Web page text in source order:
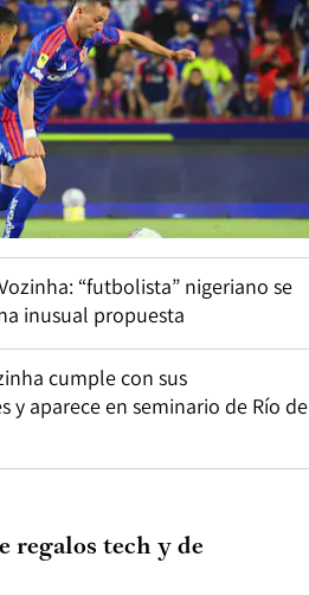
“futbolista” nigeriano se
inusual propuesta
cumple con sus
y aparece en seminario de Río de
regalos tech y de